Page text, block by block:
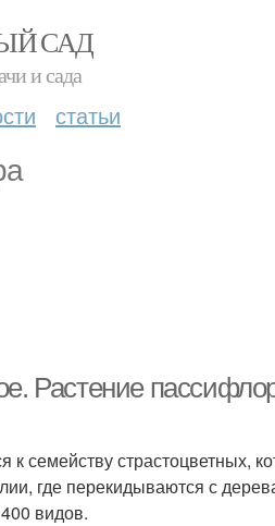
САД
и сада
статьи
Растение
к семейству страстоцветных,
где перекидываются с
видов.